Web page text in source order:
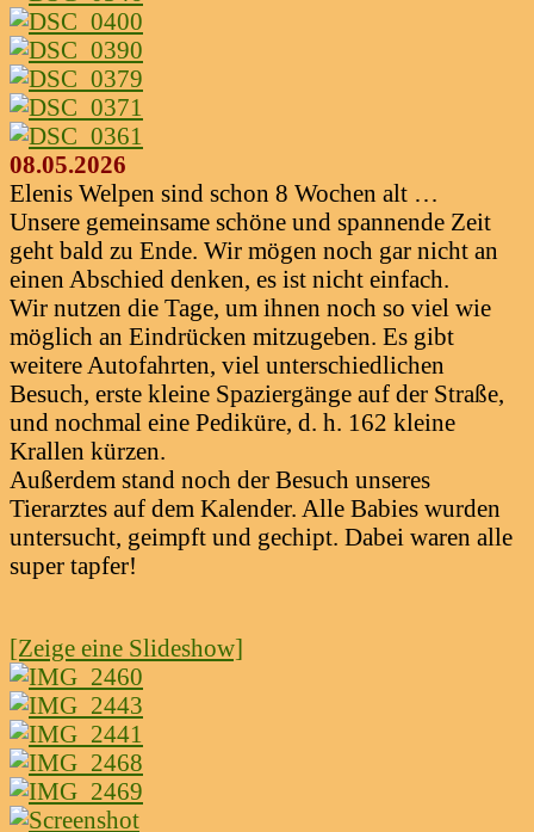
08.05.2026
Elenis Welpen sind schon 8 Wochen alt …
Unsere gemeinsame schöne und spannende Zeit
geht bald zu Ende. Wir mögen noch gar nicht an
einen Abschied denken, es ist nicht einfach.
Wir nutzen die Tage, um ihnen noch so viel wie
möglich an Eindrücken mitzugeben. Es gibt
weitere Autofahrten, viel unterschiedlichen
Besuch, erste kleine Spaziergänge auf der Straße,
und nochmal eine Pediküre, d. h. 162 kleine
Krallen kürzen.
Außerdem stand noch der Besuch unseres
Tierarztes auf dem Kalender. Alle Babies wurden
untersucht, geimpft und gechipt. Dabei waren alle
super tapfer!
[Zeige eine Slideshow]